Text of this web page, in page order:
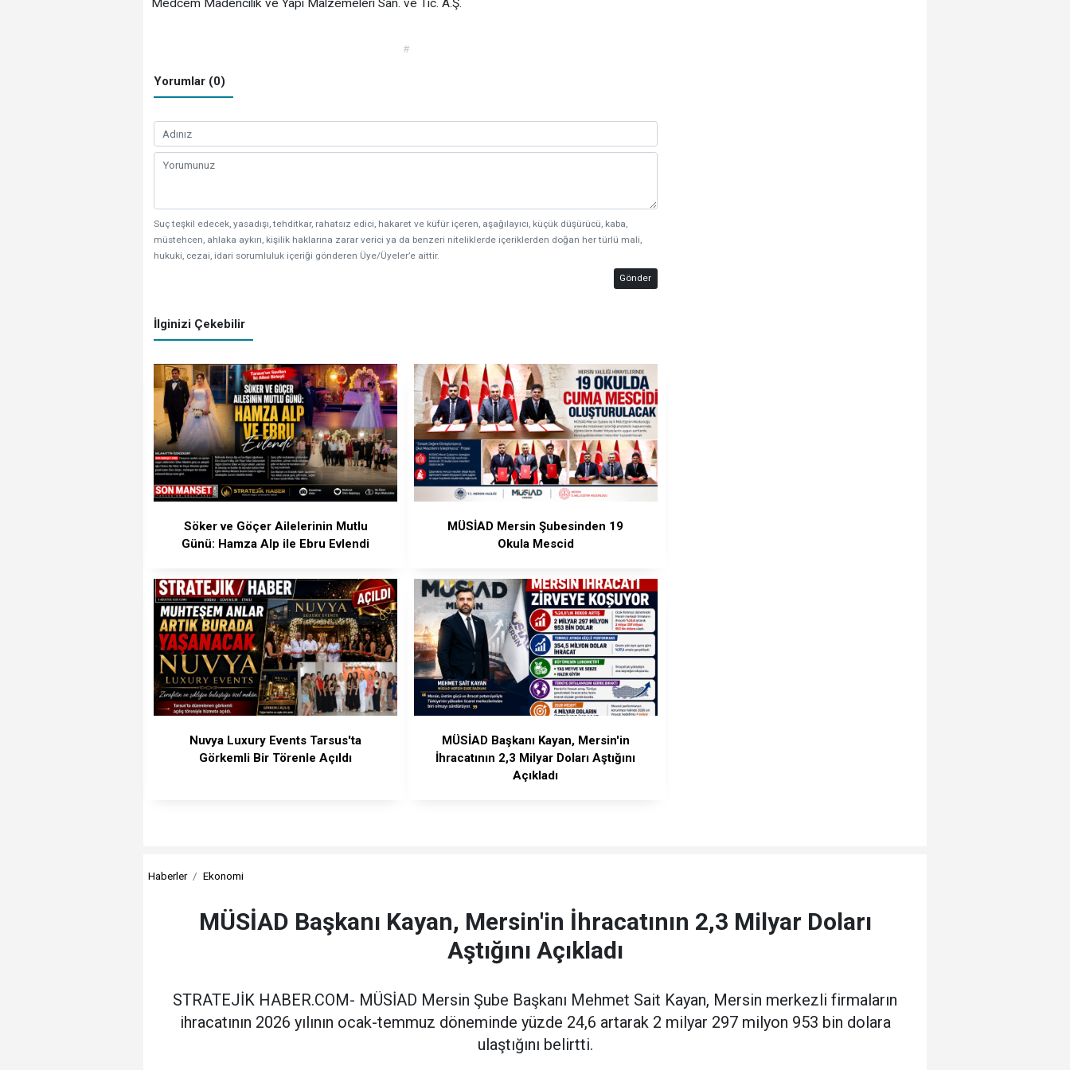
Medcem Madencilik ve Yapı Malzemeleri San. ve Tic. A.Ş.
#
Yorumlar (0)
Suç teşkil edecek, yasadışı, tehditkar, rahatsız edici, hakaret ve küfür içeren, aşağılayıcı, küçük düşürücü, kaba,
müstehcen, ahlaka aykırı, kişilik haklarına zarar verici ya da benzeri niteliklerde içeriklerden doğan her türlü mali,
hukuki, cezai, idari sorumluluk içeriği gönderen Üye/Üyeler’e aittir.
Gönder
İlginizi Çekebilir
Söker ve Göçer Ailelerinin Mutlu
Günü: Hamza Alp ile Ebru Evlendi
MÜSİAD Mersin Şubesinden 19
Okula Mescid
Nuvya Luxury Events Tarsus'ta
Görkemli Bir Törenle Açıldı
MÜSİAD Başkanı Kayan, Mersin'in
İhracatının 2,3 Milyar Doları Aştığını
Açıkladı
Haberler Ekonomi
MÜSİAD Başkanı Kayan, Mersin'in İhracatının 2,3 Milyar Doları
Aştığını Açıkladı
STRATEJİK HABER.COM- MÜSİAD Mersin Şube Başkanı Mehmet Sait Kayan, Mersin merkezli firmaların
ihracatının 2026 yılının ocak-temmuz döneminde yüzde 24,6 artarak 2 milyar 297 milyon 953 bin dolara
ulaştığını belirtti.